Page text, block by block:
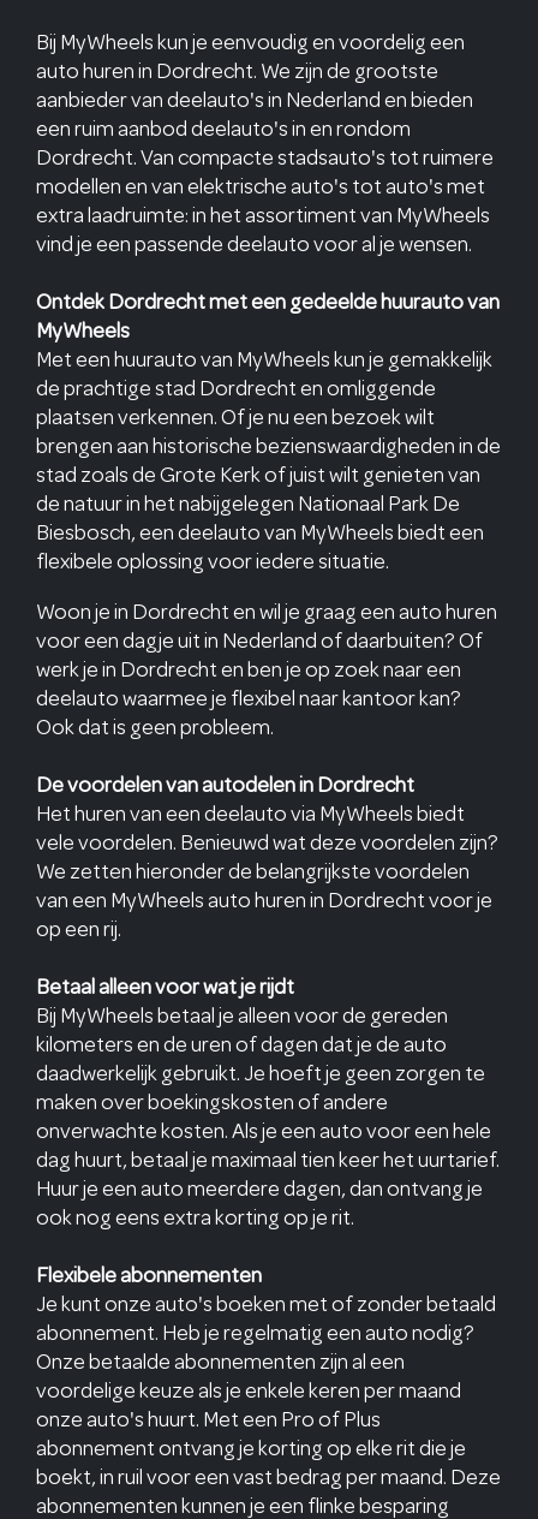
Bij MyWheels kun je eenvoudig en voordelig een
auto huren in Dordrecht. We zijn de grootste
aanbieder van deelauto's in Nederland en bieden
een ruim aanbod deelauto's in en rondom
Dordrecht. Van compacte stadsauto's tot ruimere
modellen en van elektrische auto's tot auto's met
extra laadruimte: in het assortiment van MyWheels
vind je een passende deelauto voor al je wensen.
Ontdek Dordrecht met een gedeelde huurauto van
MyWheels
Met een huurauto van MyWheels kun je gemakkelijk
de prachtige stad Dordrecht en omliggende
plaatsen verkennen. Of je nu een bezoek wilt
brengen aan historische bezienswaardigheden in de
stad zoals de Grote Kerk of juist wilt genieten van
de natuur in het nabijgelegen Nationaal Park De
Biesbosch, een deelauto van MyWheels biedt een
flexibele oplossing voor iedere situatie.
Woon je in Dordrecht en wil je graag een auto huren
voor een dagje uit in Nederland of daarbuiten? Of
werk je in Dordrecht en ben je op zoek naar een
deelauto waarmee je flexibel naar kantoor kan?
Ook dat is geen probleem.
De voordelen van autodelen in Dordrecht
Het huren van een deelauto via MyWheels biedt
vele voordelen. Benieuwd wat deze voordelen zijn?
We zetten hieronder de belangrijkste voordelen
van een MyWheels auto huren in Dordrecht voor je
op een rij.
Betaal alleen voor wat je rijdt
Bij MyWheels betaal je alleen voor de gereden
kilometers en de uren of dagen dat je de auto
daadwerkelijk gebruikt. Je hoeft je geen zorgen te
maken over boekingskosten of andere
onverwachte kosten. Als je een auto voor een hele
dag huurt, betaal je maximaal tien keer het uurtarief.
Huur je een auto meerdere dagen, dan ontvang je
ook nog eens extra korting op je rit.
Flexibele abonnementen
Je kunt onze auto's boeken met of zonder betaald
abonnement. Heb je regelmatig een auto nodig?
Onze betaalde abonnementen zijn al een
voordelige keuze als je enkele keren per maand
onze auto's huurt. Met een Pro of Plus
abonnement ontvang je korting op elke rit die je
boekt, in ruil voor een vast bedrag per maand. Deze
abonnementen kunnen je een flinke besparing